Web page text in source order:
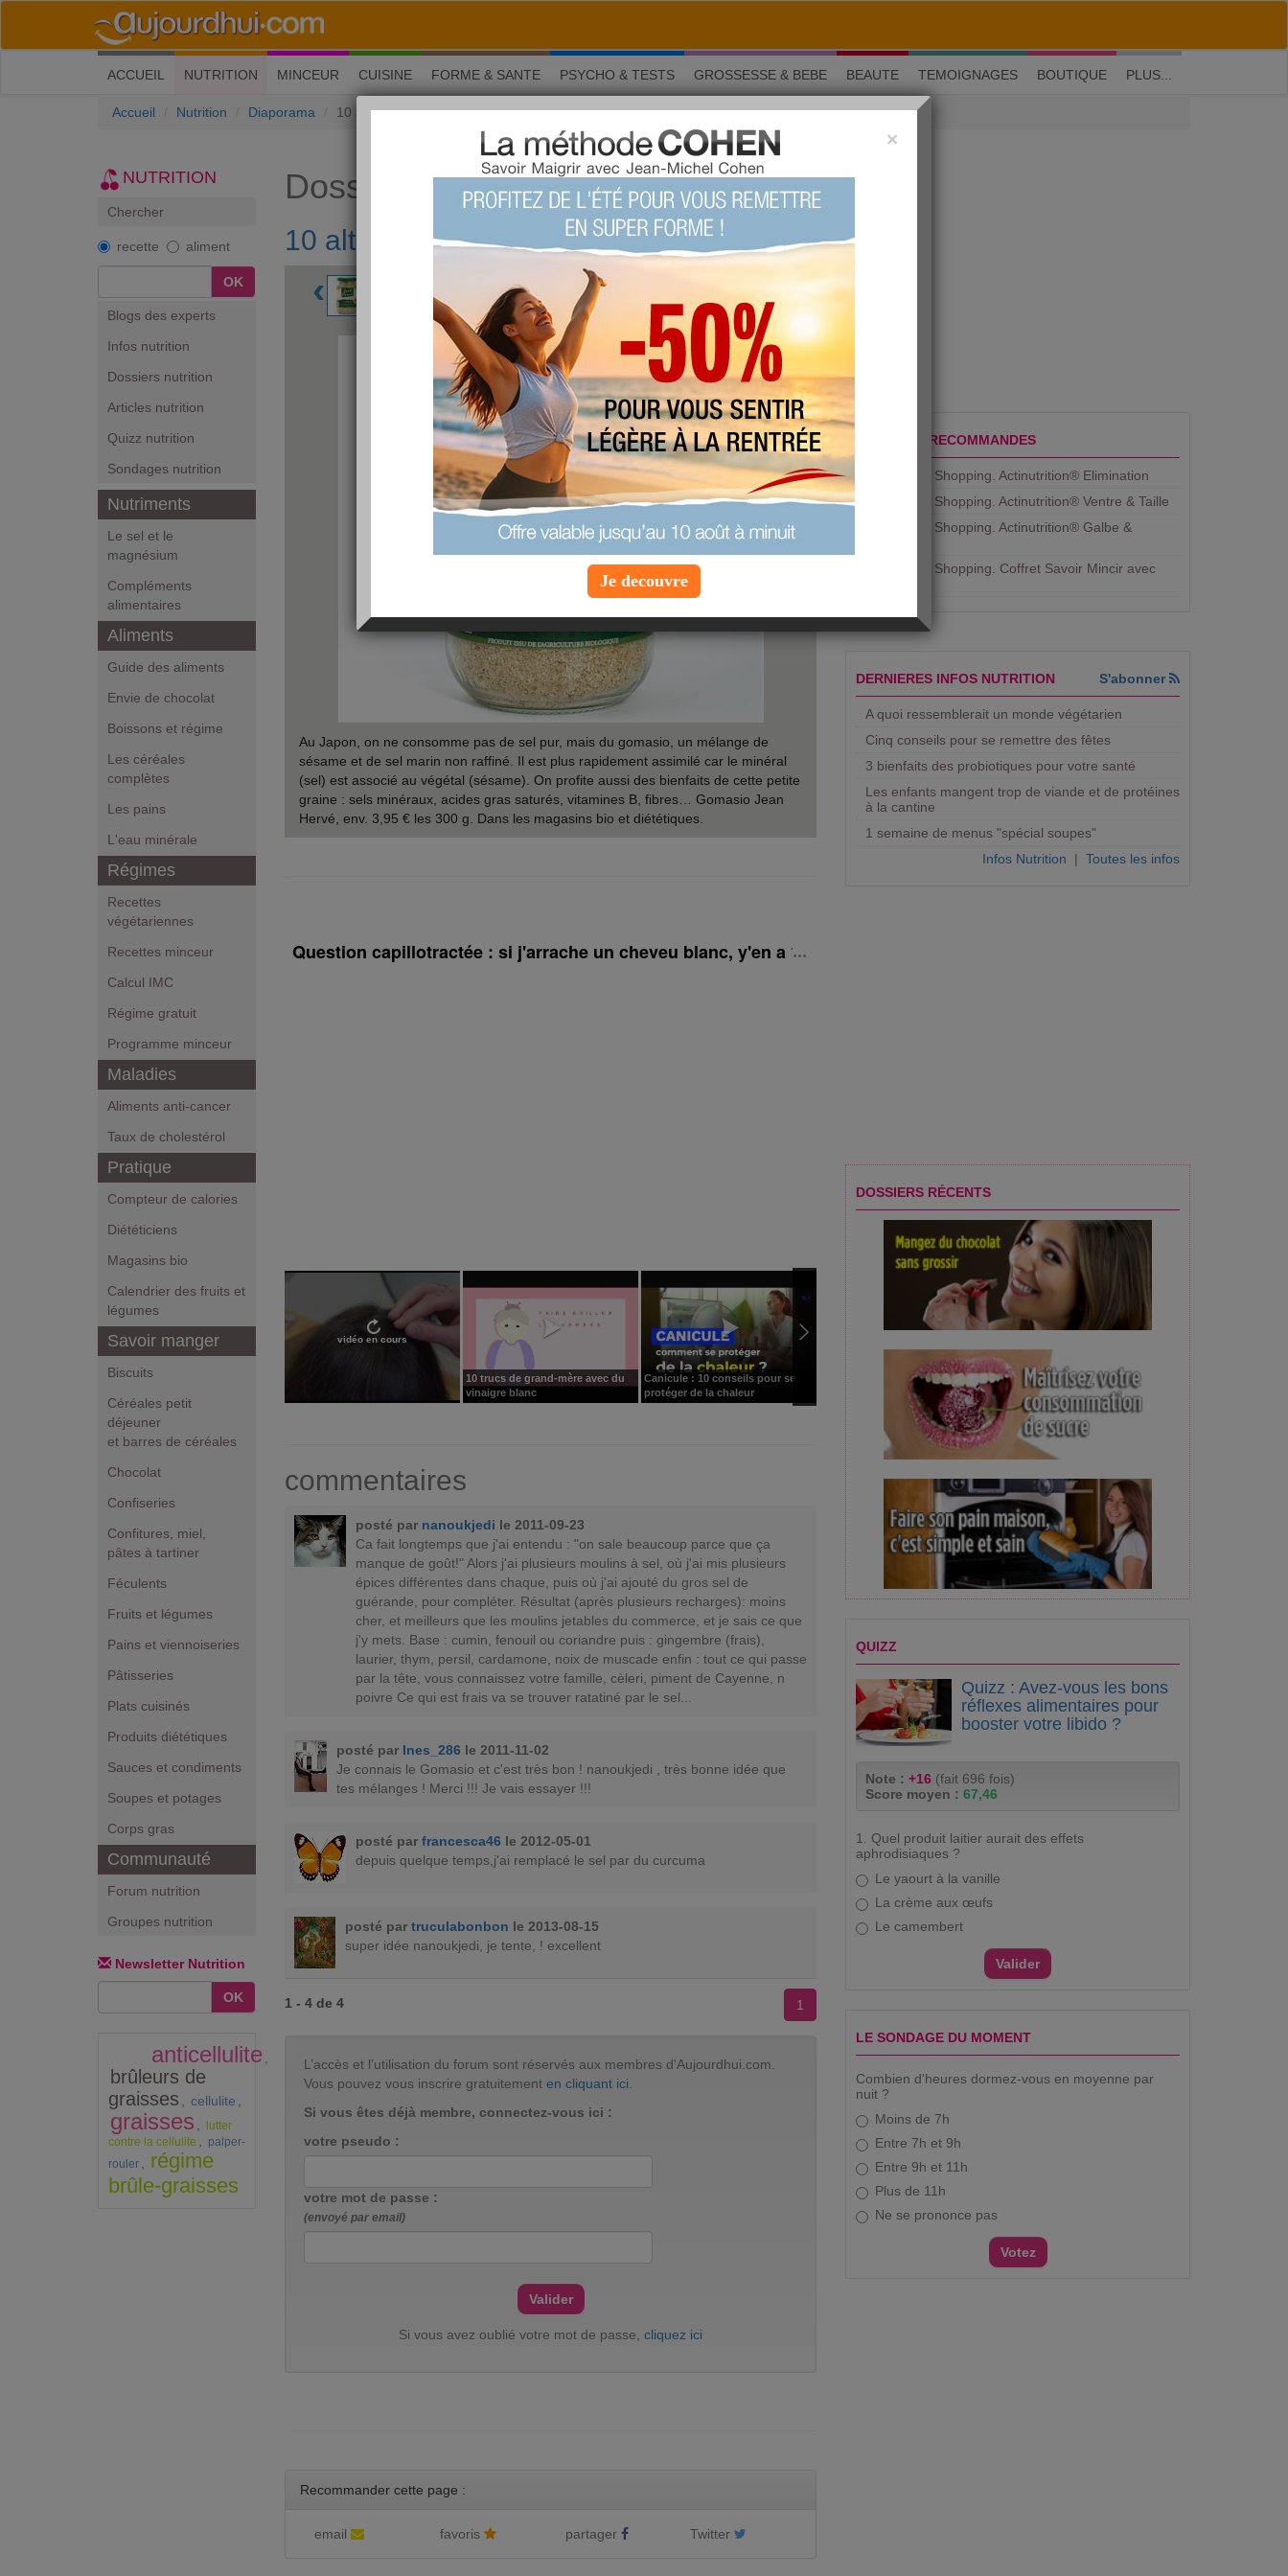
M'inscrire| Me connecter| ? Visite guidée
ACCUEIL (current)
NUTRITION MINCEUR CUISINE FORME & SANTE PSYCHO & TESTS GROSSESSE & BEBE BEAUTE TEMOIGNAGES BOUTIQUE PLUS...
Accueil Nutrition Diaporama 10 alternatives au sel blanc
NUTRITION
Chercher
recette aliment
OK
Blogs des experts
Infos nutrition
Dossiers nutrition
Articles nutrition
Quizz nutrition
Sondages nutrition
Nutriments
Le sel et le
magnésium
Compléments
alimentaires
Aliments
Guide des aliments
Envie de chocolat
Boissons et régime
Les céréales
complètes
Les pains
L'eau minérale
Régimes
Recettes
végétariennes
Recettes minceur
Calcul IMC
Régime gratuit
Programme minceur
Maladies
Aliments anti-cancer
Taux de cholestérol
Pratique
Compteur de calories
Diététiciens
Magasins bio
Calendrier des fruits et
légumes
Savoir manger
Biscuits
Céréales petit
déjeuner
et barres de céréales
Chocolat
Confiseries
Confitures, miel,
pâtes à tartiner
Féculents
Fruits et légumes
Pains et viennoiseries
Pâtisseries
Plats cuisinés
Produits diététiques
Sauces et condiments
Soupes et potages
Corps gras
Communauté
Forum nutrition
Groupes nutrition
Newsletter Nutrition
OK
anticellulite ,
brûleurs de
graisses , cellulite ,
graisses ,
lutter
contre la cellulite , palper-
rouler , régime
brûle-graisses
Dossiers Nutrition
10 alternatives au sel blanc
‹ › 1/10
Au Japon, on ne consomme pas de sel pur, mais du gomasio, un mélange de
sésame et de sel marin non raffiné. Il est plus rapidement assimilé car le minéral
(sel) est associé au végétal (sésame). On profite aussi des bienfaits de cette petite
graine : sels minéraux, acides gras saturés, vitamines B, fibres… Gomasio Jean
Hervé, env. 3,95 € les 300 g. Dans les magasins bio et diététiques.
Question capillotractée : si j'arrache un cheveu blanc, y'en a 10 qui repoussent ?
vidéo en cours
10 trucs de grand-mère avec du
vinaigre blanc
Canicule : 10 conseils pour se
protéger de la chaleur
J'ai 10 ans JT RSNA #10 FIRE 2025 : 10 ans
commentaires
posté par nanoukjedi le 2011-09-23
Ca fait longtemps que j'ai entendu : "on sale beaucoup parce que ça
manque de goût!" Alors j'ai plusieurs moulins à sel, où j'ai mis plusieurs
épices différentes dans chaque, puis où j'ai ajouté du gros sel de
guérande, pour compléter. Résultat (après plusieurs recharges): moins
cher, et meilleurs que les moulins jetables du commerce, et je sais ce que
j'y mets. Base : cumin, fenouil ou coriandre puis : gingembre (frais),
laurier, thym, persil, cardamone, noix de muscade enfin : tout ce qui passe
par la tête, vous connaissez votre famille, cèleri, piment de Cayenne, n
poivre Ce qui est frais va se trouver ratatiné par le sel...
posté par Ines_286 le 2011-11-02
Je connais le Gomasio et c'est très bon ! nanoukjedi , très bonne idée que
tes mélanges ! Merci !!! Je vais essayer !!!
posté par francesca46 le 2012-05-01
depuis quelque temps,j'ai remplacé le sel par du curcuma
posté par truculabonbon le 2013-08-15
super idée nanoukjedi, je tente, ! excellent
1 - 4 de 4 1
L’accès et l’utilisation du forum sont réservés aux membres d'Aujourdhui.com.
Vous pouvez vous inscrire gratuitement en cliquant ici
Si vous êtes déjà membre, connectez-vous ici :
votre pseudo :
votre mot de passe :
(envoyé par email)
Si vous avez oublié votre mot de passe, cliquez ici
Recommander cette page :
email favoris partager Twitter
PRODUITS RECOMMANDES
Aujourdhui Shopping. Actinutrition® Elimination
Aujourdhui Shopping. Actinutrition® Ventre & Taille
Aujourdhui Shopping. Actinutrition® Galbe &
Aujourdhui Shopping. ​Coffret Savoir Mincir avec
DERNIERES INFOS NUTRITION S'abonner
A quoi ressemblerait un monde végétarien
Cinq conseils pour se remettre des fêtes
3 bienfaits des probiotiques pour votre santé
Les enfants mangent trop de viande et de protéines
à la cantine
1 semaine de menus "spécial soupes"
Infos Nutrition | Toutes les infos
DOSSIERS RÉCENTS
QUIZZ
Quizz : Avez-vous les bons
réflexes alimentaires pour
booster votre libido ?
Note : +16 (fait 696 fois)
Score moyen : 67,46
1. Quel produit laitier aurait des effets
aphrodisiaques ?
Le yaourt à la vanille
La crème aux œufs
Le camembert
LE SONDAGE DU MOMENT
Combien d'heures dormez-vous en moyenne par
nuit ?
Moins de 7h
Entre 7h et 9h
Entre 9h et 11h
Plus de 11h
Ne se prononce pas
×
Je decouvre